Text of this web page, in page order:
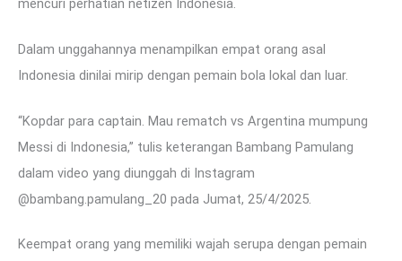
mencuri perhatian netizen Indonesia.
Dalam unggahannya menampilkan empat orang asal
Indonesia dinilai mirip dengan pemain bola lokal dan luar.
“Kopdar para captain. Mau rematch vs Argentina mumpung
Messi di Indonesia,” tulis keterangan Bambang Pamulang
dalam video yang diunggah di Instagram
@bambang.pamulang_20 pada Jumat, 25/4/2025.
Keempat orang yang memiliki wajah serupa dengan pemain